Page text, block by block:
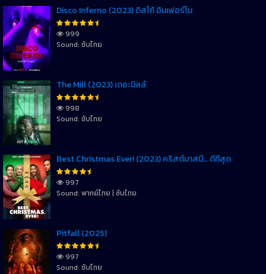
Disco Inferno (2023) ดิสโก้ อินเฟอร์โน
999
Sound: ซับไทย
The Mill (2023) เดอะมิลล์
998
Sound: ซับไทย
Best Christmas Ever! (2023) คริสต์มาสนี้… ดีที่สุด
997
Sound: พากย์ไทย | ซับไทย
Pitfall (2025)
997
Sound: ซับไทย